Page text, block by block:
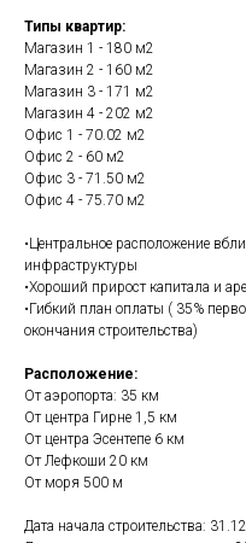
Типы квартир:
Магазин 1 - 180 м2
Магазин 2 - 160 м2
Магазин 3 - 171 м2
Магазин 4 - 202 м2
Офис 1 - 70.02 м2
Офис 2 - 60 м2
Офис 3 - 71.50 м2
Офис 4 - 75.70 м2
•Центральное расположение
инфраструктуры
•Хороший прирост капитала и
•Гибкий план оплаты ( 35%
окончания строительства)
Расположение:
От аэропорта: 35 км
От центра Гирне 1,5 км
От центра Эсентепе 6 км
От Лефкоши 20 км
От моря 500 м
Дата начала строительства: